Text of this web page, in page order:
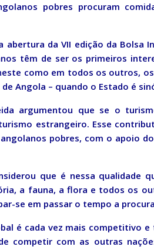
pobres procuram
abertura da VII edição da Bolsa
têm de ser os primeiros
como em todos os outros,
Angola – quando o Estado é
argumentou que se o
estrangeiro. Esse
pobres, com o apoio
que é nessa qualidade
a fauna, a flora e todos os
se em passar o tempo a
é cada vez mais competitivo
competir com as outras